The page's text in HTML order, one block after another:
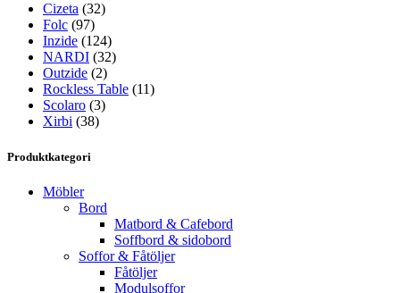
Cizeta (32)
Folc (97)
Inzide (124)
NARDI (32)
Outzide (2)
Rockless Table (11)
Scolaro (3)
Xirbi (38)
Produktkategori
Möbler
Bord
Matbord & Cafebord
Soffbord & sidobord
Soffor & Fåtöljer
Fåtöljer
Modulsoffor